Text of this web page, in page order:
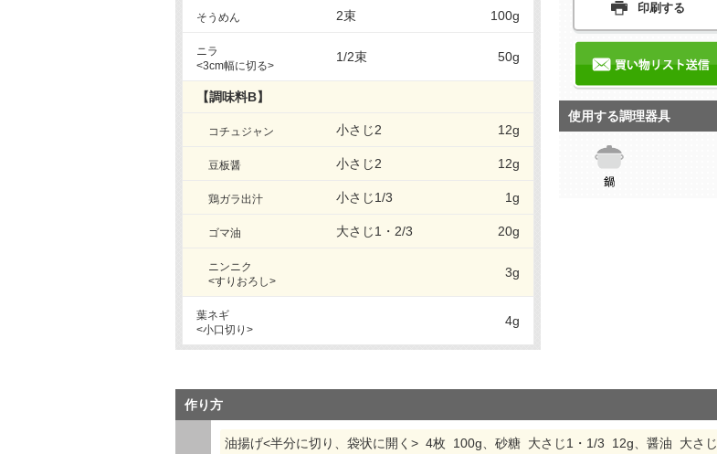
そうめん 2束 100g
ニラ
<3cm幅に切る>
1/2束 50g
【調味料B】
コチュジャン 小さじ2 12g
豆板醤 小さじ2 12g
鶏ガラ出汁 小さじ1/3 1g
ゴマ油 大さじ1・2/3 20g
ニンニク
<すりおろし>
3g
葉ネギ
<小口切り>
4g
印刷する
使用する調理器具
作り方
油揚げ<半分に切り、袋状に開く> 4枚 100g、砂糖 大さじ1・1/3 12g、醤油 大さじ